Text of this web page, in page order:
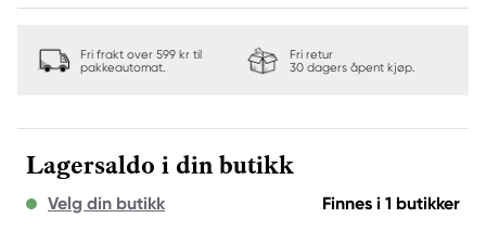
Fri frakt over 599 kr til
pakkeautomat.
Fri retur
30 dagers åpent kjøp.
Lagersaldo i din butikk
Velg din butikk Finnes i 1 butikker